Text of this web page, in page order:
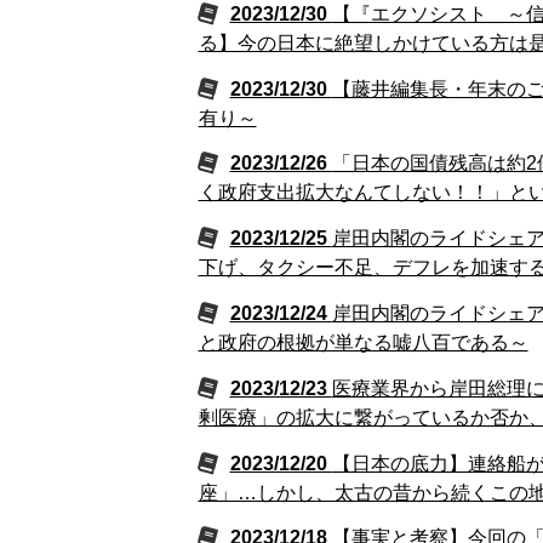
2023/12/30
【『エクソシスト ～
る】今の日本に絶望しかけている方は
2023/12/30
【藤井編集長・年末
有り～
2023/12/26
「日本の国債残高は約
く政府支出拡大なんてしない！！」と
2023/12/25 岸田内閣のライドシェ
下げ、タクシー不足、デフレを加速す
2023/12/24 岸田内閣のライドシェ
と政府の根拠が単なる嘘八百である～
2023/12/23 医療業界から岸田総理
剰医療」の拡大に繋がっているか否か
2023/12/20
【日本の底力】連絡船
座」…しかし、太古の昔から続くこの
2023/12/18 【事実と考察】今回の